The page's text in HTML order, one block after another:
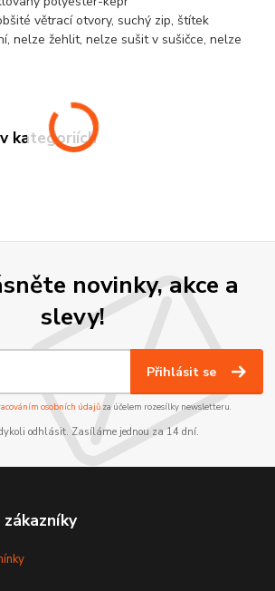
větrací otvory, suchý zip, štítek
nelze žehlit, nelze sušit v sušičce, nelze
kategoriích
novinky, akce a
slevy!
Přihlásit se
osobních údajůza účelem rozesílky newsletteru.
odhlásit. Zasíláme jednou za 14 dní.